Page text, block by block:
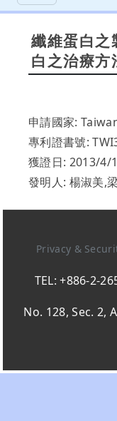
纖維蛋白之
白之治療方
申請國家:
專利證書號:
獲證日: 2013/4/
發明人: 楊淑美,
Privacy &
TEL: +886-2-
No. 128, Sec. 2,